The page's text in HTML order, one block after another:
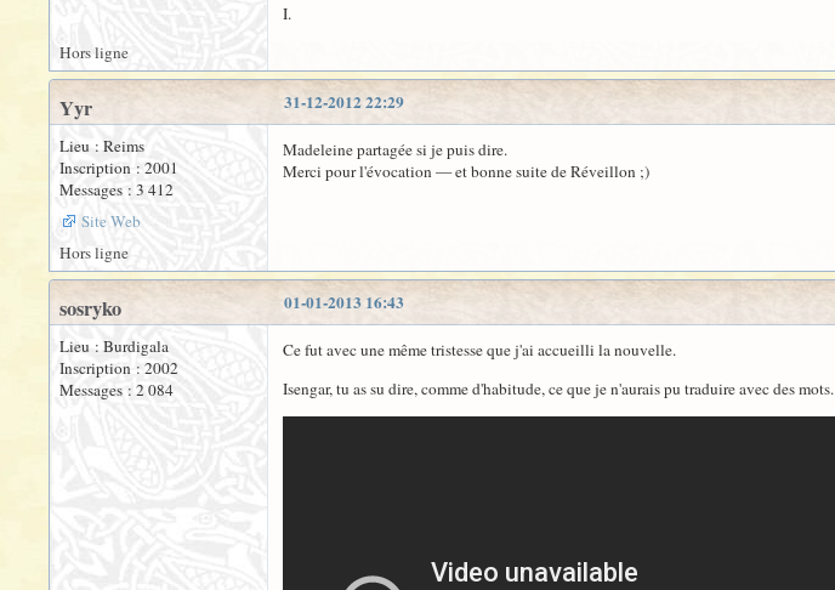
I.
Hors ligne
31-12-2012 22:29
Yyr
Lieu : Reims
Inscription : 2001
Messages : 3 412
Site Web
Madeleine partagée si je puis dire.
Merci pour l'évocation — et bonne suite de Réveillon ;)
Hors ligne
01-01-2013 16:43
sosryko
Lieu : Burdigala
Inscription : 2002
Messages : 2 084
Ce fut avec une même tristesse que j'ai accueilli la nouvelle.
Isengar, tu as su dire, comme d'habitude, ce que je n'aurais pu traduire avec des mots.